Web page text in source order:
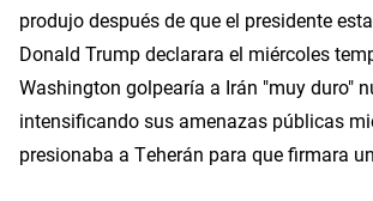
produjo después de que el presidente
Donald Trump declarara el miércoles
Washington golpearía a Irán "muy duro"
intensificando sus amenazas públicas
presionaba a Teherán para que firmara